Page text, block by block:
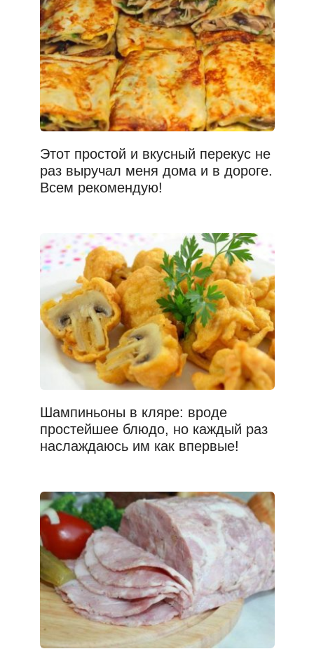
Этот простой и вкусный перекус не
раз выручал меня дома и в дороге.
Всем рекомендую!
Шампиньоны в кляре: вроде
простейшее блюдо, но каждый раз
наслаждаюсь им как впервые!